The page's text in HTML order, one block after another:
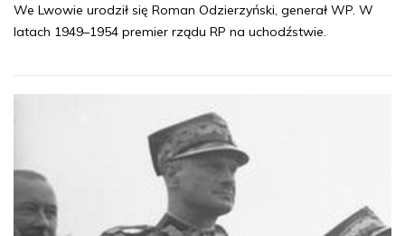
We Lwowie urodził się Roman Odzierzyński, generał WP. W
latach 1949–1954 premier rządu RP na uchodźstwie.